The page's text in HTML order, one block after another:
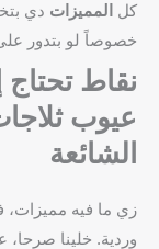
كل المميزات دي
خصوصاً لو بتدور على
نقاط
عيوب
الشائعة
زي ما فيه مميزات،
وردية. خلينا